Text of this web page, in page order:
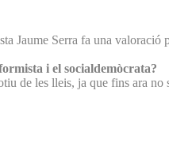
Jaume Serra fa una
i el socialdemòcrata?
de les lleis, ja que fins ara